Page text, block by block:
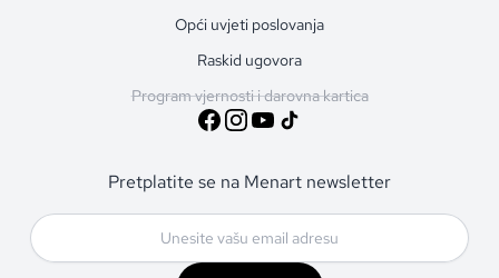
Opći uvjeti poslovanja
Raskid ugovora
Program vjernosti i darovna kartica
Pretplatite se na Menart newsletter